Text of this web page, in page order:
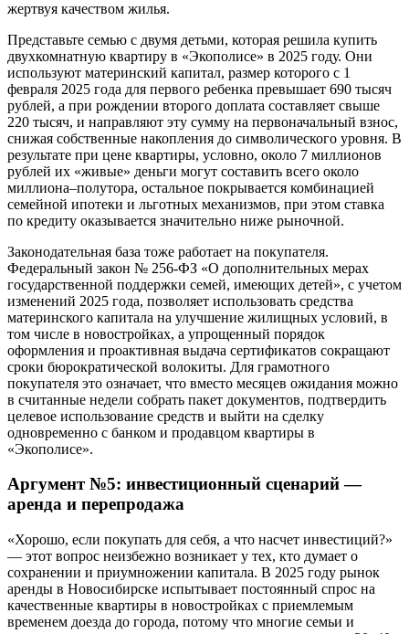
жертвуя качеством жилья.
Представьте семью с двумя детьми, которая решила купить
двухкомнатную квартиру в «Экополисе» в 2025 году. Они
используют материнский капитал, размер которого с 1
февраля 2025 года для первого ребенка превышает 690 тысяч
рублей, а при рождении второго доплата составляет свыше
220 тысяч, и направляют эту сумму на первоначальный взнос,
снижая собственные накопления до символического уровня. В
результате при цене квартиры, условно, около 7 миллионов
рублей их «живые» деньги могут составить всего около
миллиона–полутора, остальное покрывается комбинацией
семейной ипотеки и льготных механизмов, при этом ставка
по кредиту оказывается значительно ниже рыночной.
Законодательная база тоже работает на покупателя.
Федеральный закон № 256-ФЗ «О дополнительных мерах
государственной поддержки семей, имеющих детей», с учетом
изменений 2025 года, позволяет использовать средства
материнского капитала на улучшение жилищных условий, в
том числе в новостройках, а упрощенный порядок
оформления и проактивная выдача сертификатов сокращают
сроки бюрократической волокиты. Для грамотного
покупателя это означает, что вместо месяцев ожидания можно
в считанные недели собрать пакет документов, подтвердить
целевое использование средств и выйти на сделку
одновременно с банком и продавцом квартиры в
«Экополисе».
Аргумент №5: инвестиционный сценарий —
аренда и перепродажа
«Хорошо, если покупать для себя, а что насчет инвестиций?»
— этот вопрос неизбежно возникает у тех, кто думает о
сохранении и приумножении капитала. В 2025 году рынок
аренды в Новосибирске испытывает постоянный спрос на
качественные квартиры в новостройках с приемлемым
временем доезда до города, потому что многие семьи и